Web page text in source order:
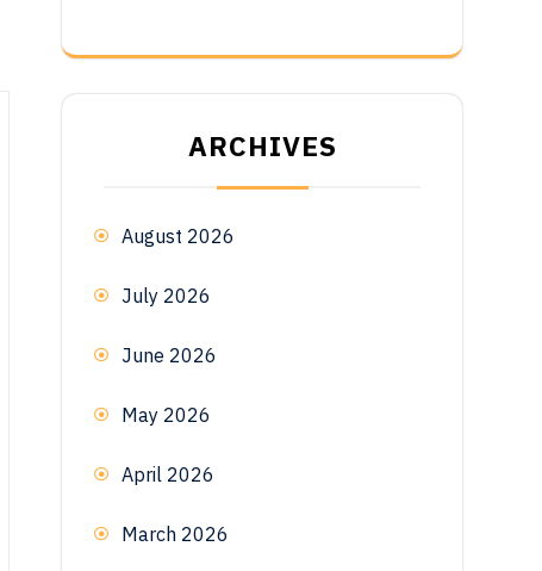
ARCHIVES
August 2026
July 2026
June 2026
May 2026
April 2026
March 2026